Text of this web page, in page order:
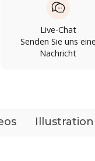
Live-Chat
Senden Sie uns eine
Nachricht
Illustration